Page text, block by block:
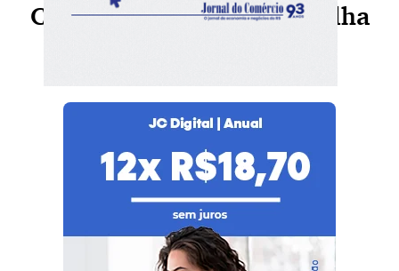
Continue sua leitura, escolha